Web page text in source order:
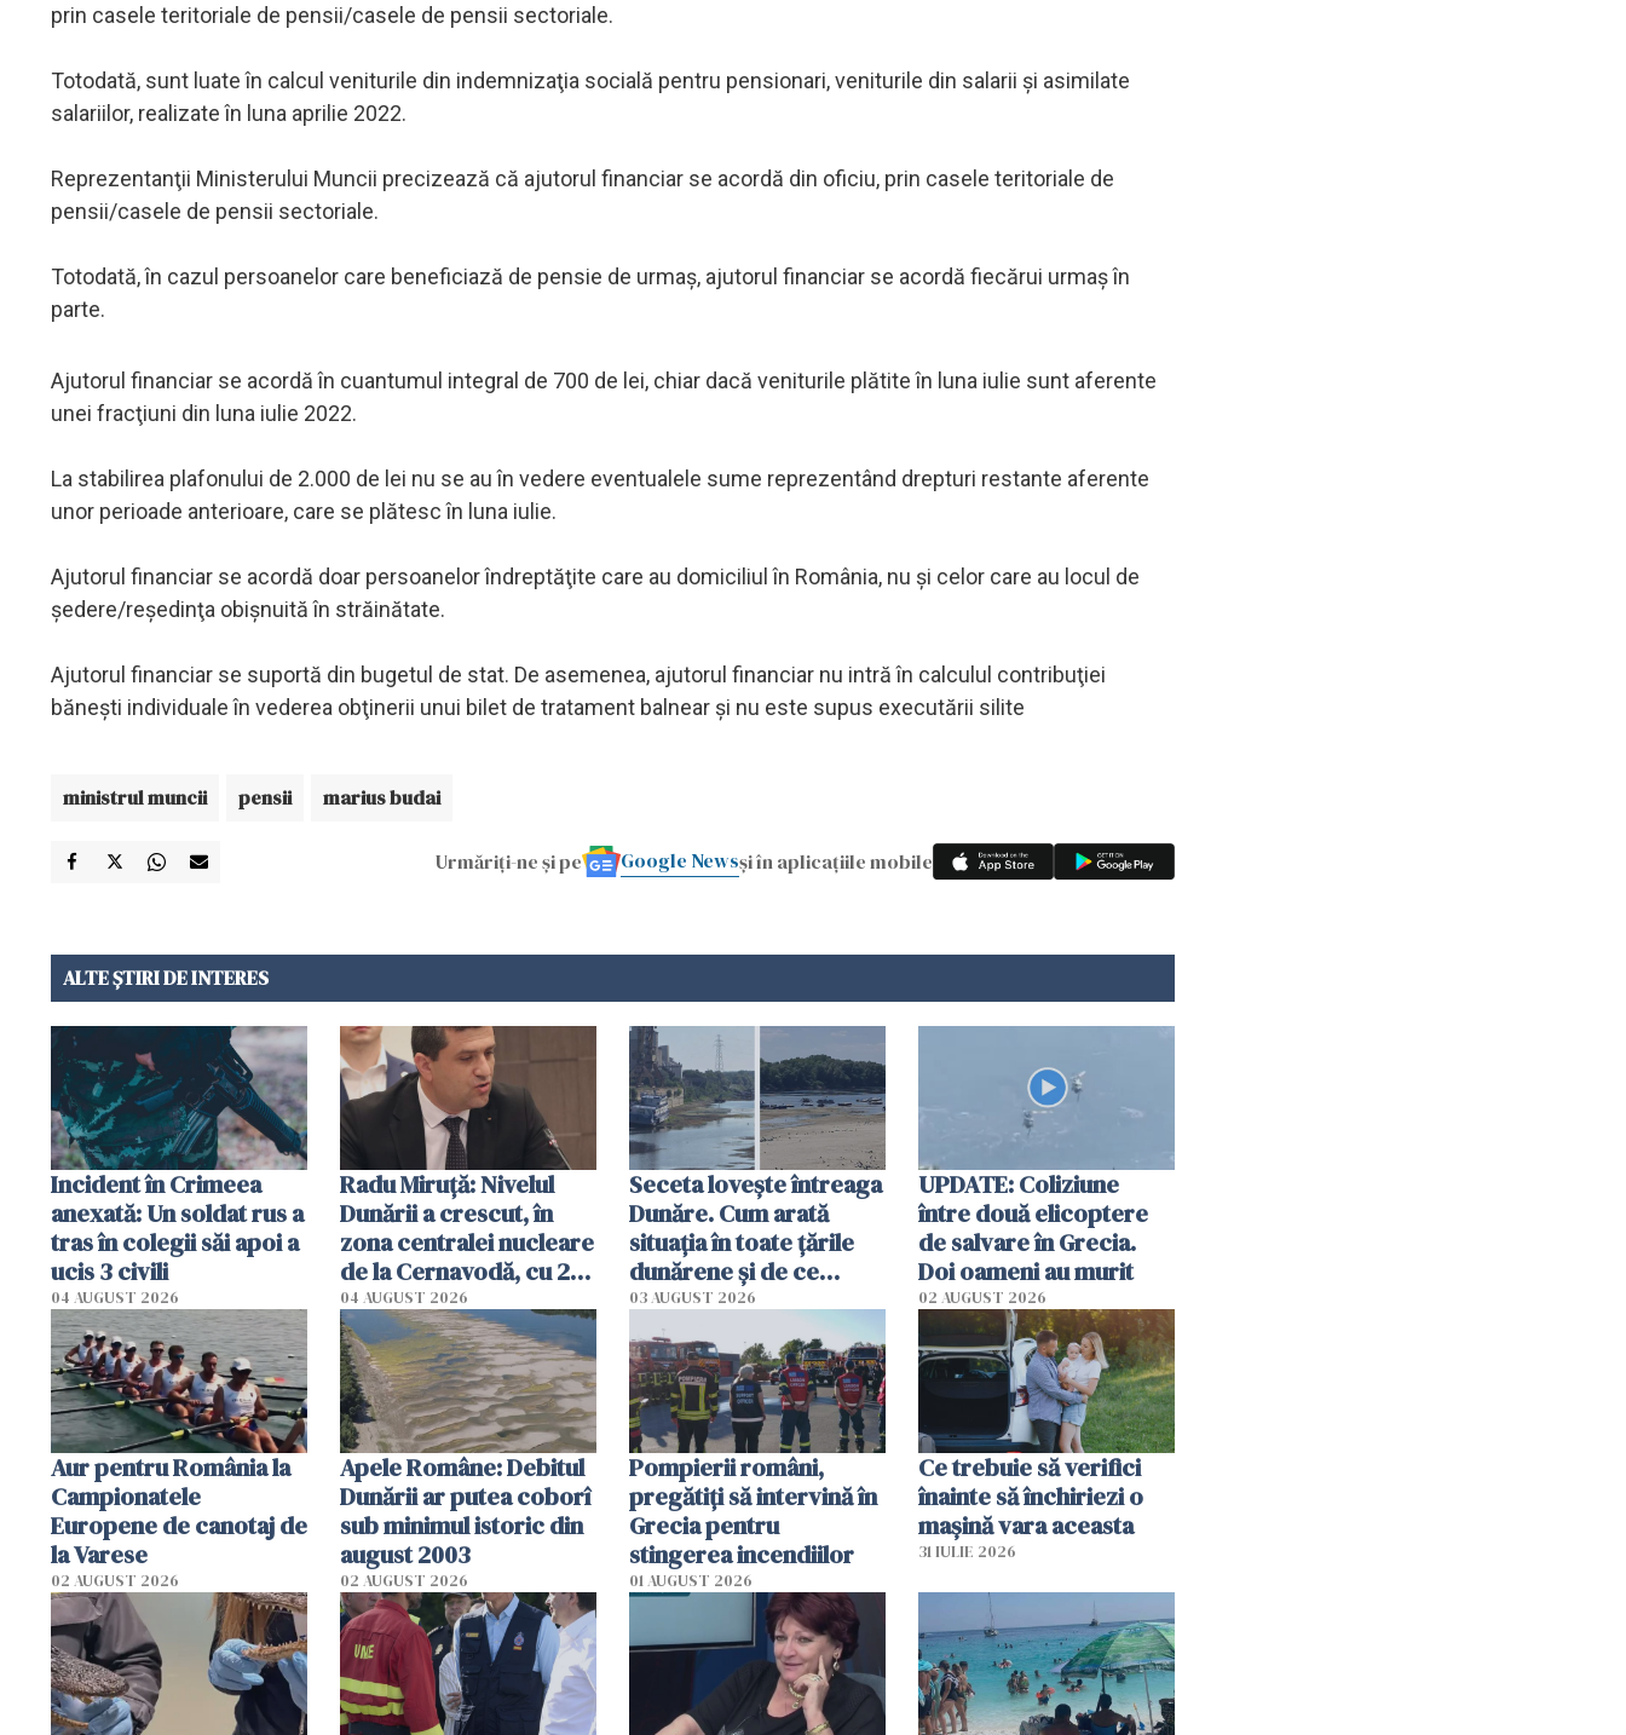
prin casele teritoriale de pensii/casele de pensii sectoriale.
Totodată, sunt luate în calcul veniturile din indemnizaţia socială pentru pensionari, veniturile din salarii şi asimilate
salariilor, realizate în luna aprilie 2022.
Reprezentanţii Ministerului Muncii precizează că ajutorul financiar se acordă din oficiu, prin casele teritoriale de
pensii/casele de pensii sectoriale.
Totodată, în cazul persoanelor care beneficiază de pensie de urmaş, ajutorul financiar se acordă fiecărui urmaş în
parte.
Ajutorul financiar se acordă în cuantumul integral de 700 de lei, chiar dacă veniturile plătite în luna iulie sunt aferente
unei fracţiuni din luna iulie 2022.
La stabilirea plafonului de 2.000 de lei nu se au în vedere eventualele sume reprezentând drepturi restante aferente
unor perioade anterioare, care se plătesc în luna iulie.
Ajutorul financiar se acordă doar persoanelor îndreptăţite care au domiciliul în România, nu şi celor care au locul de
şedere/reşedinţa obişnuită în străinătate.
Ajutorul financiar se suportă din bugetul de stat. De asemenea, ajutorul financiar nu intră în calculul contribuţiei
băneşti individuale în vederea obţinerii unui bilet de tratament balnear şi nu este supus executării silite
ministrul muncii pensii marius budai
Urmăriți-ne și pe Google Newsși în aplicațiile mobile
ALTE ȘTIRI DE INTERES
Incident în Crimeea
anexată: Un soldat rus a
tras în colegii săi apoi a
ucis 3 civili
04 AUGUST 2026
Radu Miruţă: Nivelul
Dunării a crescut, în
zona centralei nucleare
de la Cernavodă, cu 2
cm faţă de ziua trecută
04 AUGUST 2026
Seceta lovește întreaga
Dunăre. Cum arată
situația în toate țările
dunărene și de ce
România resimte
efectele, deși a plouat
în iulie
03 AUGUST 2026
UPDATE: Coliziune
între două elicoptere
de salvare în Grecia.
Doi oameni au murit
02 AUGUST 2026
Aur pentru România la
Campionatele
Europene de canotaj de
la Varese
02 AUGUST 2026
Apele Române: Debitul
Dunării ar putea coborî
sub minimul istoric din
august 2003
02 AUGUST 2026
Pompierii români,
pregătiţi să intervină în
Grecia pentru
stingerea incendiilor
01 AUGUST 2026
Ce trebuie să verifici
înainte să închiriezi o
mașină vara aceasta
31 IULIE 2026